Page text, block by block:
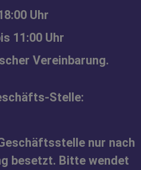
Uhr
11:00 Uhr
Vereinbarung.
Stelle:
nur nach
besetzt. Bitte wendet